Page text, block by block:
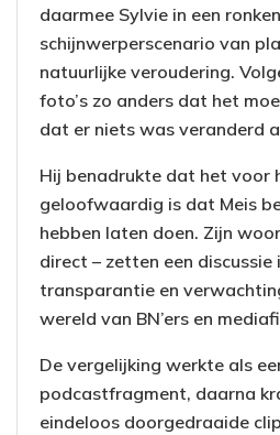
daarmee Sylvie in een
schijnwerperscenario van
natuurlijke veroudering.
foto’s zo anders dat het
dat er niets was veranderd
Hij benadrukte dat het voor
geloofwaardig is dat Meis
hebben laten doen. Zijn
direct – zetten een discussie
transparantie en
wereld van BN’ers en
De vergelijking werkte als
podcastfragment, daarna
eindeloos doorgedraaide